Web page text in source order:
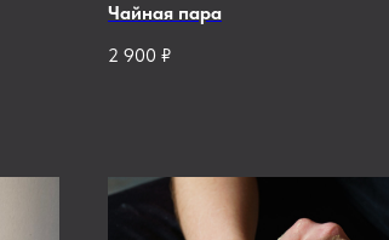
Чайная пара
2 900 ₽